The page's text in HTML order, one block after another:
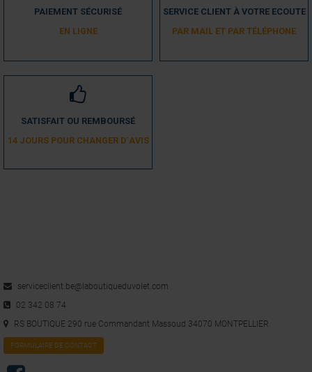
PAIEMENT SÉCURISÉ
EN LIGNE
SERVICE CLIENT À VOTRE ECOUTE
PAR MAIL ET PAR TÉLÉPHONE
SATISFAIT OU REMBOURSÉ
14 JOURS POUR CHANGER D´AVIS
serviceclient.be@laboutiqueduvolet.com
02 342 08 74
RS BOUTIQUE 290 rue Commandant Massoud 34070 MONTPELLIER
FORMULAIRE DE CONTACT